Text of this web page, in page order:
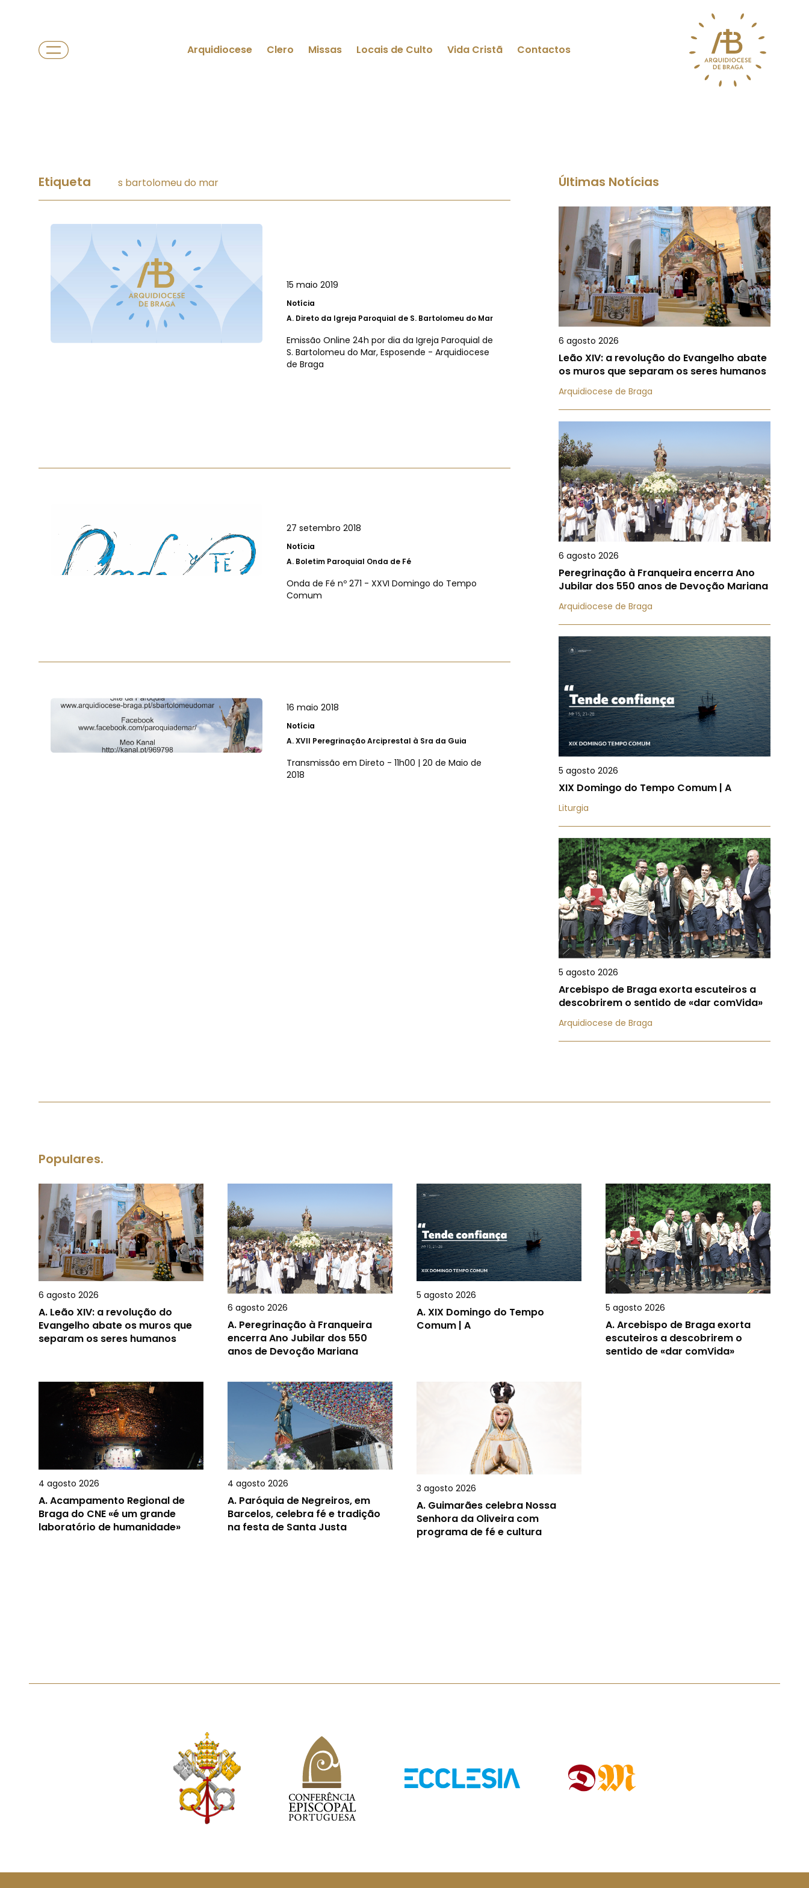
Arquidiocese Clero Missas Locais de Culto Vida Cristã Contactos
Etiqueta s bartolomeu do mar
15 maio 2019
Notícia
A. Direto da Igreja Paroquial de S. Bartolomeu do Mar
Emissão Online 24h por dia da Igreja Paroquial de
S. Bartolomeu do Mar, Esposende - Arquidiocese
de Braga
27 setembro 2018
Notícia
A. Boletim Paroquial Onda de Fé
Onda de Fé nº 271 - XXVI Domingo do Tempo
Comum
16 maio 2018
Notícia
A.XVII Peregrinação Arciprestal à Sra da Guia
Transmissão em Direto - 11h00 | 20 de Maio de
2018
Últimas Notícias
6 agosto 2026
Leão XIV: a revolução do Evangelho abate
os muros que separam os seres humanos
Arquidiocese de Braga
6 agosto 2026
Peregrinação à Franqueira encerra Ano
Jubilar dos 550 anos de Devoção Mariana
Arquidiocese de Braga
5 agosto 2026
XIX Domingo do Tempo Comum | A
Liturgia
5 agosto 2026
Arcebispo de Braga exorta escuteiros a
descobrirem o sentido de «dar comVida»
Arquidiocese de Braga
Populares.
6 agosto 2026
A. Leão XIV: a revolução do
Evangelho abate os muros que
separam os seres humanos
6 agosto 2026
A. Peregrinação à Franqueira
encerra Ano Jubilar dos 550
anos de Devoção Mariana
5 agosto 2026
A.XIX Domingo do Tempo
Comum | A
5 agosto 2026
A.Arcebispo de Braga exorta
escuteiros a descobrirem o
sentido de «dar comVida»
4 agosto 2026
A.Acampamento Regional de
Braga do CNE «é um grande
laboratório de humanidade»
4 agosto 2026
A. Paróquia de Negreiros, em
Barcelos, celebra fé e tradição
na festa de Santa Justa
3 agosto 2026
A. Guimarães celebra Nossa
Senhora da Oliveira com
programa de fé e cultura